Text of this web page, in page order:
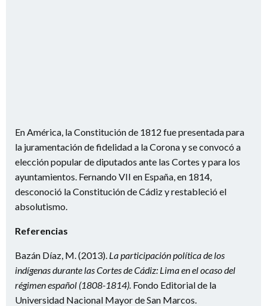
En América, la Constitución de 1812 fue presentada para
la juramentación de fidelidad a la Corona y se convocó a
elección popular de diputados ante las Cortes y para los
ayuntamientos. Fernando VII en España, en 1814,
desconoció la Constitución de Cádiz y restableció el
absolutismo.
Referencias
Bazán Díaz, M. (2013). La participación política de los
indígenas durante las Cortes de Cádiz: Lima en el ocaso del
régimen español (1808-1814). Fondo Editorial de la
Universidad Nacional Mayor de San Marcos.